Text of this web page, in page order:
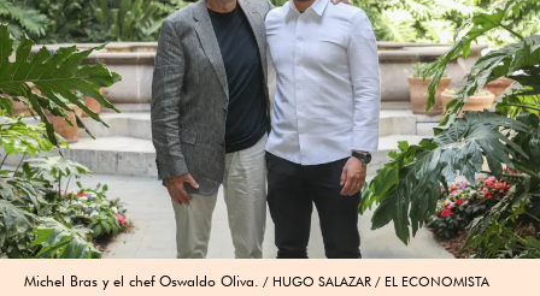
Michel Bras y el chef Oswaldo Oliva. HUGO SALAZAR / EL ECONOMISTA